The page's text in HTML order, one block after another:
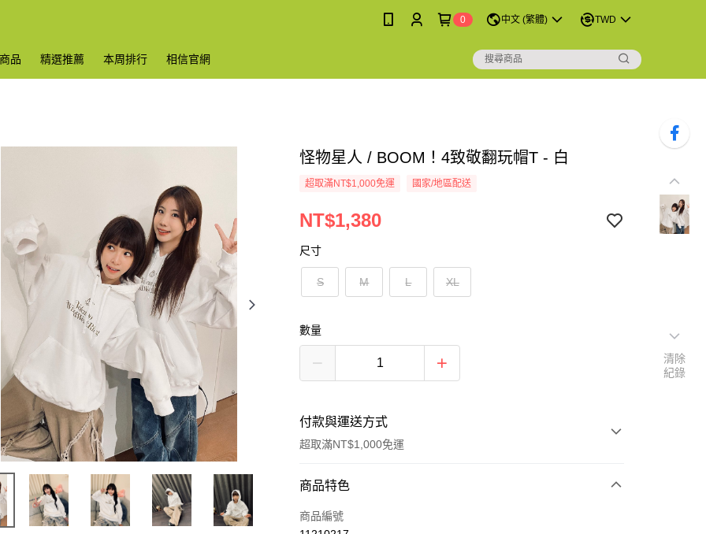
0 中文 (繁體) TWD
品 精選推薦 本周排行 相信官網
怪物星人 / BOOM！4致敬翻玩帽T - 白
超取滿NT$1,000免運 國家/地區配送
NT$1,380
尺寸
S M L XL
數量
付款與運送方式
超取滿NT$1,000免運
付款方式
信用卡一次付款
商品特色
商品編號
清除
紀錄